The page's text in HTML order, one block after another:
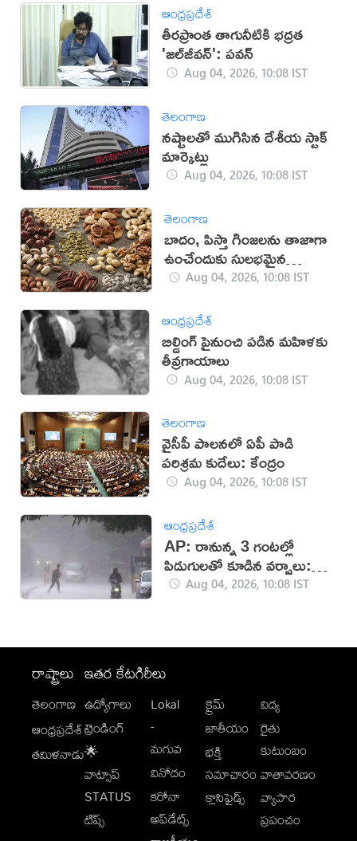
ఆంధ్రప్రదేశ్
తీరప్రాంత తాగునీటికి భద్రత
'జల్‌జీవన్': పవన్‌
Aug 04, 2026, 10:08 IST
తెలంగాణ
నష్టాలతో ముగిసిన దేశీయ స్టాక్
మార్కెట్లు
Aug 04, 2026, 10:08 IST
తెలంగాణ
బాదం, పిస్తా గింజలను తాజాగా
ఉంచేందుకు సులభమైన
చిట్కాలు!
Aug 04, 2026, 10:08 IST
ఆంధ్రప్రదేశ్
బిల్డింగ్​ పైనుంచి పడిన మహిళకు
తీవ్రగాయాలు
Aug 04, 2026, 10:08 IST
తెలంగాణ
వైసీపీ పాలనలో ఏపీ పాడి
పరిశ్రమ కుదేలు: కేంద్రం
Aug 04, 2026, 10:08 IST
ఆంధ్రప్రదేశ్
AP: రానున్న 3 గంటల్లో
పిడుగులతో కూడిన వర్షాలు:
వాతావరణ శాఖ
Aug 04, 2026, 10:08 IST
రాష్ట్రాలు
తెలంగాణ
ఆంధ్రప్రదేశ్
తమిళనాడు
ఇతర కేటగిరీలు
ఉద్యోగాలు
ట్రెండింగ్
🌟
వాట్సాప్
STATUS
టిప్స్
Lokal
-
మగువ
వినోదం
కరోనా
అప్‌డేట్స్
క్రైమ్
జాతీయం
భక్తి
సమాచారం
క్లాసిఫైడ్స్
విద్య
రైతు
కుటుంబం
వాతావరణం
వ్యాపార
ప్రపంచం